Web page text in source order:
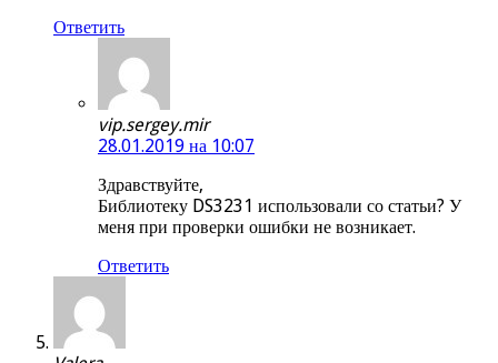
Ответить
vip.sergey.mir
28.01.2019 на 10:07
Здравствуйте,
Библиотеку DS3231 использовали со статьи? У
меня при проверки ошибки не возникает.
Ответить